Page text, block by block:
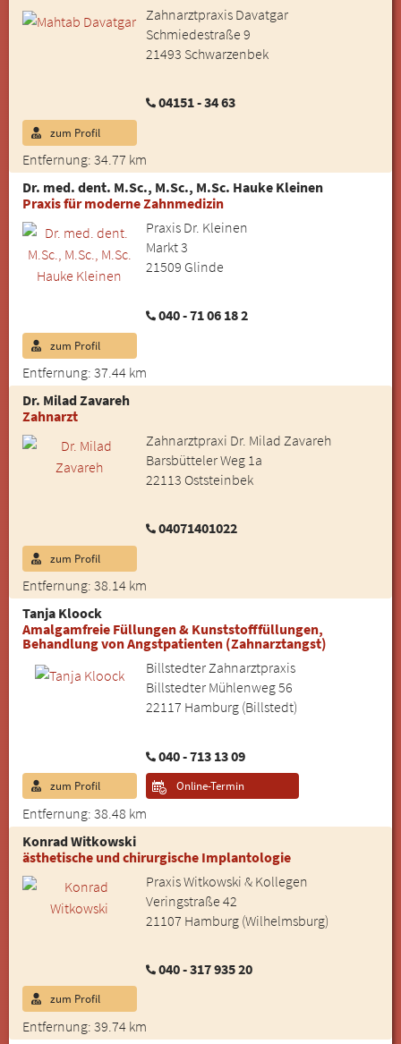
Zahnarztpraxis Davatgar
Schmiedestraße 9
21493 Schwarzenbek
04151 - 34 63
Entfernung: 34.77 km
zum Profil
Dr. med. dent. M.Sc., M.Sc., M.Sc. Hauke Kleinen
Praxis für moderne Zahnmedizin
Praxis Dr. Kleinen
Markt 3
21509 Glinde
040 - 71 06 18 2
Entfernung: 37.44 km
zum Profil
Dr. Milad Zavareh
Zahnarzt
Zahnarztpraxi Dr. Milad Zavareh
Barsbütteler Weg 1a
22113 Oststeinbek
04071401022
Entfernung: 38.14 km
zum Profil
Tanja Kloock
Amalgamfreie Füllungen & Kunststofffüllungen,
Behandlung von Angstpatienten (Zahnarztangst)
Billstedter Zahnarztpraxis
Billstedter Mühlenweg 56
22117 Hamburg (Billstedt)
040 - 713 13 09
Entfernung: 38.48 km
zum Profil Online-Termin
Konrad Witkowski
ästhetische und chirurgische Implantologie
Praxis Witkowski & Kollegen
Veringstraße 42
21107 Hamburg (Wilhelmsburg)
040 - 317 935 20
Entfernung: 39.74 km
zum Profil